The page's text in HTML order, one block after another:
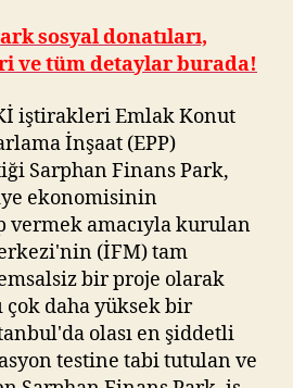
sosyal donatıları,
ve tüm detaylar burada!
iştirakleri Emlak Konut
İnşaat (EPP)
Sarphan Finans Park,
ekonomisinin
vermek amacıyla kurulan
(İFM) tam
bir proje olarak
çok daha yüksek bir
olası en şiddetli
testine tabi tutulan ve